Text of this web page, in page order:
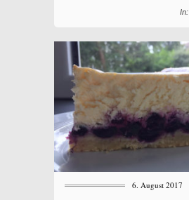
In:
6. August 2017